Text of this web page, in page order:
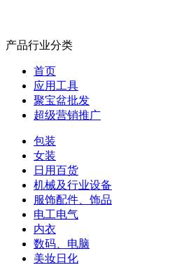
产品行业分类
首页
应用工具
聚宝盆批发
超级营销推广
包装
女装
日用百货
机械及行业设备
服饰配件、饰品
电工电气
内衣
数码、电脑
美妆日化